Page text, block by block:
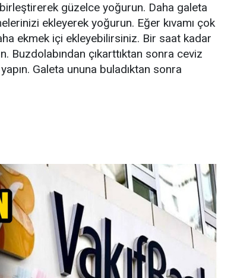
güzelce yoğurun. Daha galeta
ekleyerek yoğurun. Eğer kıvamı çok
ekmek içi ekleyebilirsiniz. Bir saat kadar
Buzdolabından çıkarttıktan sonra ceviz
Galeta ununa buladıktan sonra